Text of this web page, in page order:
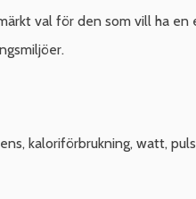
val för den som vill ha
kaloriförbrukning, watt,